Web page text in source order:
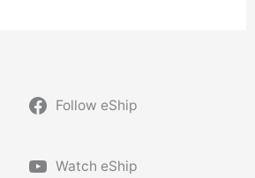
Follow eShip
Watch eShip